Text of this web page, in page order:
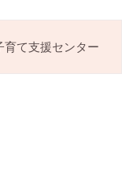
育て支援センター